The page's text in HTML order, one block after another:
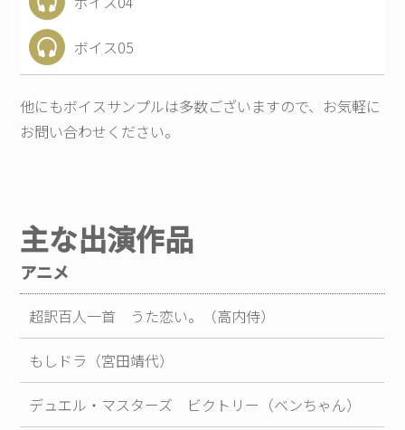
ボイス05
他にもボイスサンプルは多数ございますので、お気軽に
お問い合わせください。
主な出演作品
アニメ
超訳百人一首 うた恋い。（高内侍）
もしドラ（宮田靖代）
デュエル・マスターズ ビクトリー（ベンちゃん）